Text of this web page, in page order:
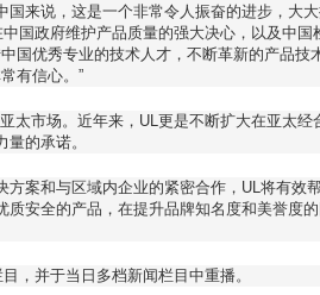
来说，这是一个非常令人振奋的进步，大大
国政府维护产品质量的强大决心，以及中国
国优秀专业的技术人才，不断革新的产品技
有信心。”
太市场。近年来，UL更是不断扩大在亚太经
的承诺。
案和与区域内企业的紧密合作，UL将有效
安全的产品，在提升品牌知名度和美誉度
，并于当日多档新闻栏目中重播。